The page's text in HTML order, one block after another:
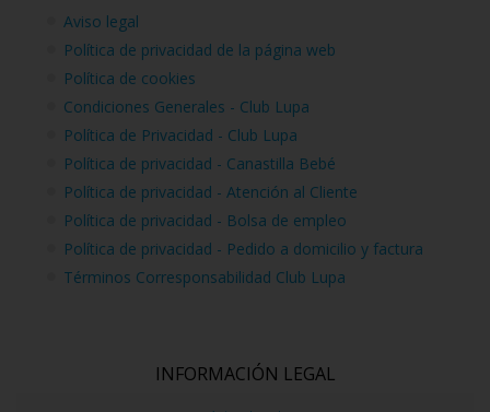
Aviso legal
Política de privacidad de la página web
Política de cookies
Condiciones Generales - Club Lupa
Política de Privacidad - Club Lupa
Política de privacidad - Canastilla Bebé
Política de privacidad - Atención al Cliente
Política de privacidad - Bolsa de empleo
Política de privacidad - Pedido a domicilio y factura
Términos Corresponsabilidad Club Lupa
INFORMACIÓN LEGAL